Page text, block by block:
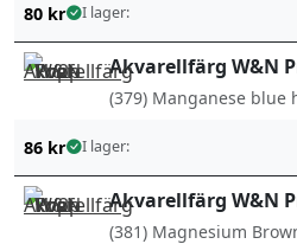
80 kr I lager:
Akvarellfärg W&N
(379) Manganese blue
86 kr I lager:
Akvarellfärg W&N
(381) Magnesium